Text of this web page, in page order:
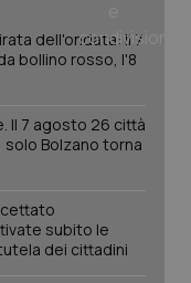
dell'ondata: il 7
bollino rosso, l'8
Il 7 agosto 26 città
Bolzano torna
subito le
dei cittadini